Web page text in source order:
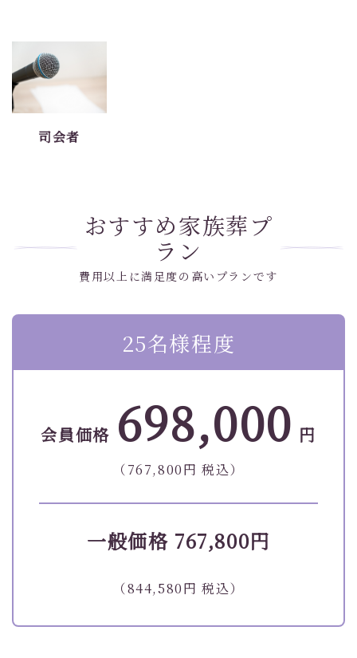
司会者
おすすめ家族葬プ
ラン
費用以上に満足度の高いプランです
25名様程度
会員価格 698,000 円
（767,800円 税込）
一般価格 767,800円
（844,580円 税込）